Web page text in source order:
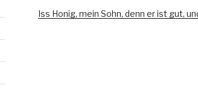
Iss Honig, mein Sohn, denn er ist gut,